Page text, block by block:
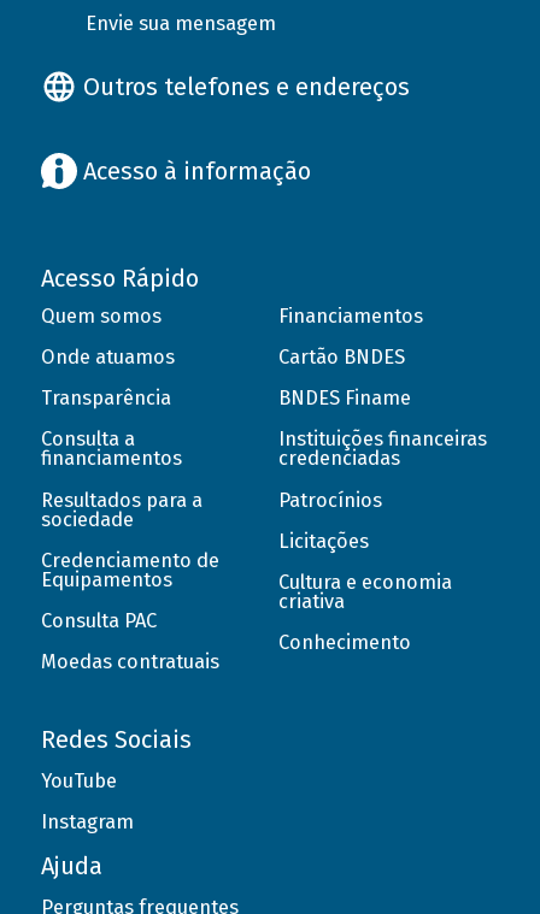
Envie sua mensagem
Outros telefones e endereços
Acesso à informação
Acesso Rápido
Quem somos
Onde atuamos
Transparência
Consulta a
financiamentos
Resultados para a
sociedade
Credenciamento de
Equipamentos
Consulta PAC
Moedas contratuais
Financiamentos
Cartão BNDES
BNDES Finame
Instituições financeiras
credenciadas
Patrocínios
Licitações
Cultura e economia
criativa
Conhecimento
Redes Sociais
YouTube
Instagram
Ajuda
Perguntas frequentes